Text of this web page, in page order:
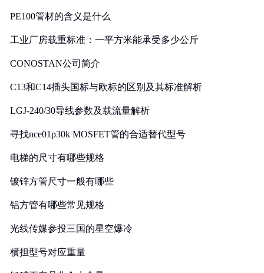
PE100管材的含义是什么
工业厂房载重标准：一平方米能承受多少公斤
CONOSTAN公司简介
C13和C14插头国标与欧标的区别及其标准解析
LGJ-240/30导线参数及载流量解析
寻找nce01p30k MOSFET管的合适替代型号
电梯的尺寸有哪些规格
镀锌方管尺寸一般有哪些
铝方管有哪些常见规格
光线传媒参投三国的星空爆冷
横担型号对应重量